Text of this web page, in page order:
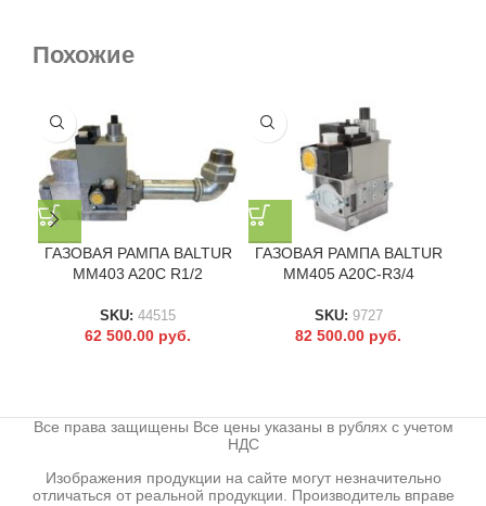
Похожие
ГАЗОВАЯ РАМПА BALTUR
MM403 A20C R1/2
SKU: 44515
62 500.00 руб.
ГАЗОВАЯ РАМПА BALTUR
MM405 A20C-R3/4
SKU: 9727
82 500.00 руб.
Все права защищены Все цены указаны в рублях с учетом
НДС
Изображения продукции на сайте могут незначительно
отличаться от реальной продукции. Производитель вправе